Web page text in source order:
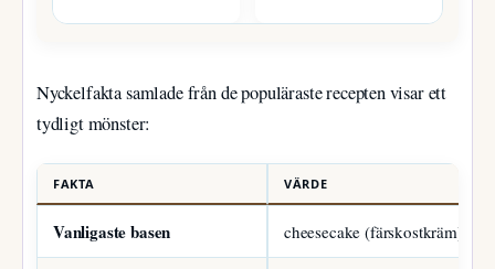
Nyckelfakta samlade från de populäraste recepten visar ett
tydligt mönster:
FAKTA VÄRDE
Vanligaste basen cheesecake (färskostkräm)